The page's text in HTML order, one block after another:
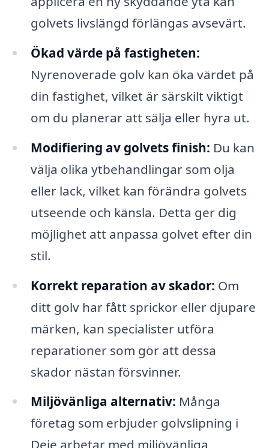
golvets livslängd förlängas avsevärt.
Ökad värde på fastigheten:
Nyrenoverade golv kan öka värdet på
din fastighet, vilket är särskilt viktigt
om du planerar att sälja eller hyra ut.
Modifiering av golvets finish: Du kan
välja olika ytbehandlingar som olja
eller lack, vilket kan förändra golvets
utseende och känsla. Detta ger dig
möjlighet att anpassa golvet efter din
stil.
Korrekt reparation av skador: Om
ditt golv har fått sprickor eller djupare
märken, kan specialister utföra
reparationer som gör att dessa
skador nästan försvinner.
Miljövänliga alternativ: Många
företag som erbjuder golvslipning i